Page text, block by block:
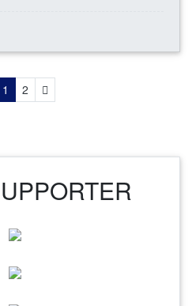
1 2 Weiter